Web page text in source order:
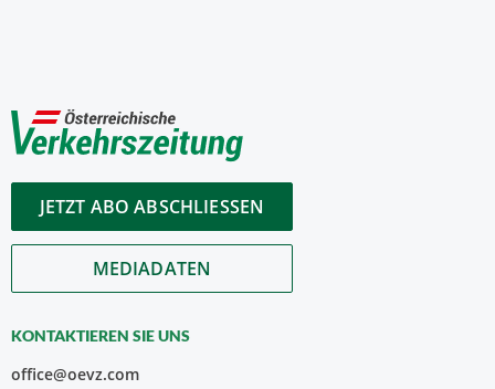
JETZT ABO ABSCHLIESSEN
MEDIADATEN
KONTAKTIEREN SIE UNS
office@oevz.com